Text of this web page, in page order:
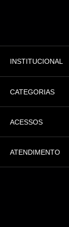
INSTITUCIONAL
CATEGORIAS
ACESSOS
ATENDIMENTO